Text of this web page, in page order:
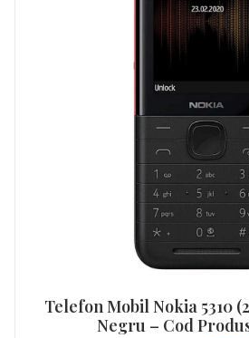
Telefon Mobil Nokia 5310
Negru – Cod